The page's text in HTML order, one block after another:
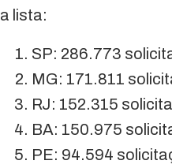
a lista:
SP: 286.773
MG: 171.811
RJ: 152.315
BA: 150.975
PE: 94.594